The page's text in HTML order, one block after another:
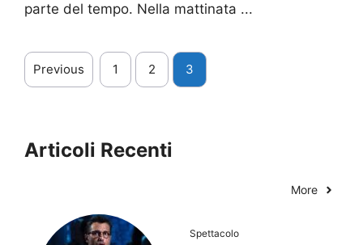
parte del tempo. Nella mattinata ...
Previous 1 2 3
Articoli Recenti
More
Spettacolo